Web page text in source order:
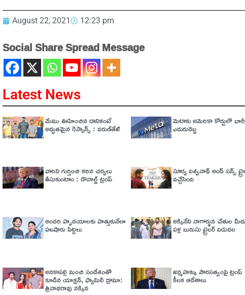
August 22, 2021 12:23 pm
Social Share Spread Message
Latest News
మేము ఊహించిన దానికంటే
అద్భుతమైన రెస్పాన్స్ : వరుణ్‌తేజ్‌
మెటాకు అమెరికా కోర్టులో భారీ
ఎదురుదెబ్బ
వారిని గుర్తించి కఠిన చర్యలు
తీసుకుంటాం : డొనాల్డ్ ట్రంప్
సూర్య విశ్వనాథ్ అండ్ సన్స్
వచ్చేసింది
అందరి హృదయాలకు హత్తుకునేలా
హుషారు పిట్టలు
అక్కినేని నాగార్జున చేతుల
పళ్ల బురుసు ట్రైలర్‌ విడుదల
అనకాపల్లి మంచి సందేశంతో
కూడిన యాక్షన్, ఫ్యామిలీ డ్రామా:
త్రినాథరావు నక్కిన
జన్మహక్కు పౌరసత్వంపై ట్రంప్
కీలక ఆదేశాలు